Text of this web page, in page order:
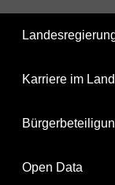
Karriere im
Open Data